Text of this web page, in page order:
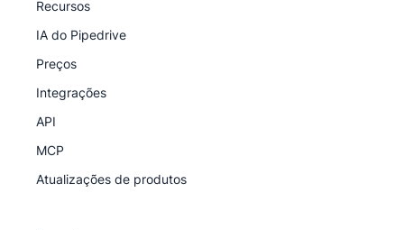
Recursos
IA do Pipedrive
Preços
Integrações
API
MCP
Atualizações de produtos